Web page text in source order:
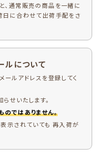
、通常販売の商品を一緒に
日に合わせて出荷手配をさ
ルについて
ールアドレスを登録してく
せいたします。
ではありません。
示されていても 再入荷が